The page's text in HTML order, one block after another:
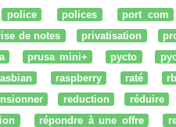
police polices port com
de notes privatisation
prusa mini+ pycto
raspberry raté
reduction réduire
répondre à une offre